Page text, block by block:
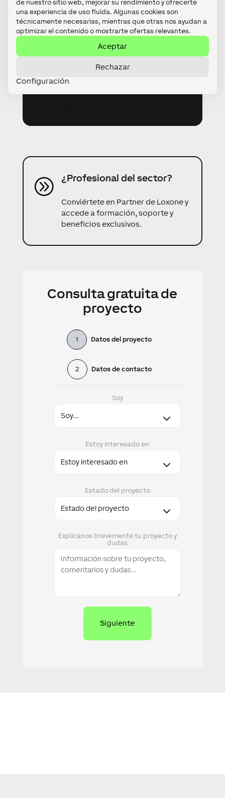
de nuestro sitio web, mejorar su rendimiento y ofrecerte
una experiencia de uso fluida. Algunas cookies son
técnicamente necesarias, mientras que otras nos ayudan a
optimizar el contenido o mostrarte ofertas relevantes.
Aceptar
Rechazar
Configuración
parte de nuestra red de Partners.
¿Tienes un proyecto?
Envíanos tu propuesta y recibe
asesoramiento gratuito de un
A ¿Profesional del sector?
Conviértete en Partner de Loxone y
accede a formación, soporte y
beneficios exclusivos.
Consulta gratuita de
proyecto
1 Datos del proyecto
2 Datos de contacto
Soy
Estoy interesado en
Estado del proyecto
Explícanos brevemente tu proyecto y
dudas